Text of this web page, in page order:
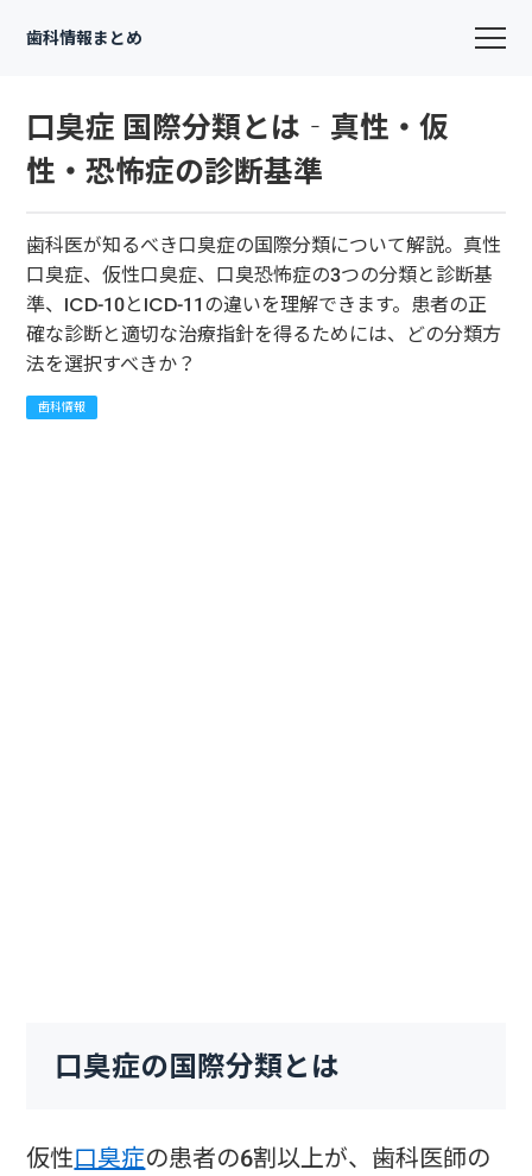
歯科情報まとめ
口臭症 国際分類とは‐真性・仮
性・恐怖症の診断基準
歯科医が知るべき口臭症の国際分類について解説。真性
口臭症、仮性口臭症、口臭恐怖症の3つの分類と診断基
準、ICD-10とICD-11の違いを理解できます。患者の正
確な診断と適切な治療指針を得るためには、どの分類方
法を選択すべきか？
歯科情報
口臭症の国際分類とは
仮性口臭症の患者の6割以上が、歯科医師の